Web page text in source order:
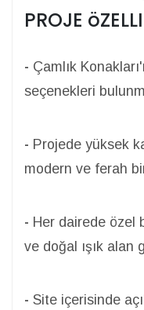
PROJE
- Çamlık
seçenekleri
- Projede yüksek
modern ve ferah
- Her dairede özel
ve doğal ışık alan
- Site içerisinde